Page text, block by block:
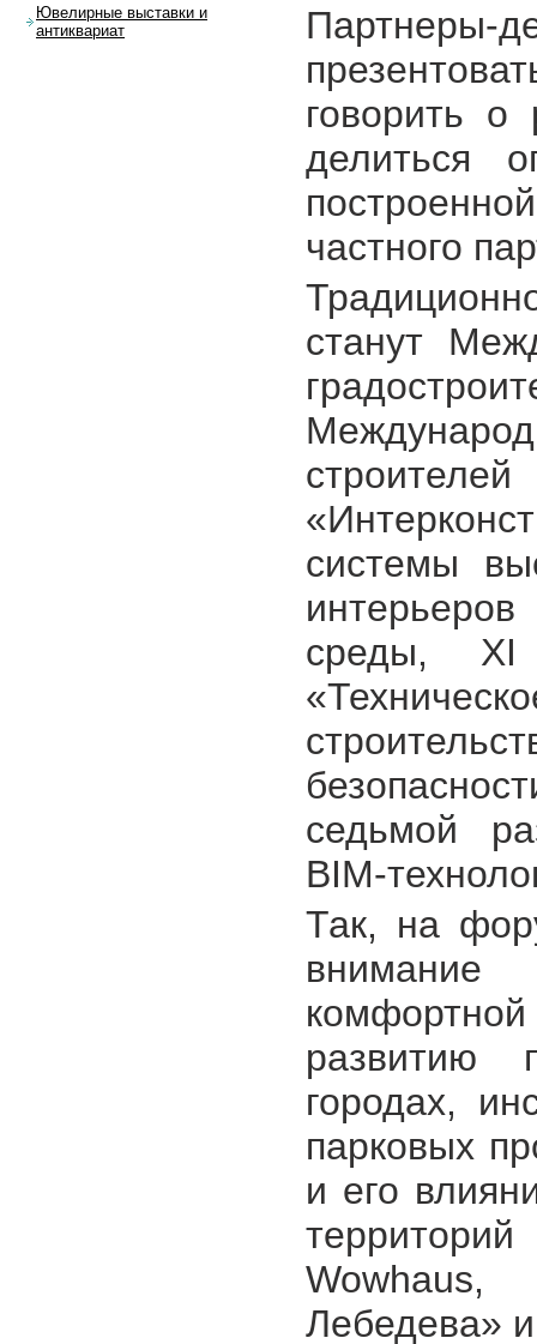
говорить
делиться
частного
станут
системы
среды, XI
седьмой
BIM-
Так, на
внимание
развитию
городах,
парковых
и его
Wowhaus,
Лебедева»
Ювелирные выставки и
антиквариат